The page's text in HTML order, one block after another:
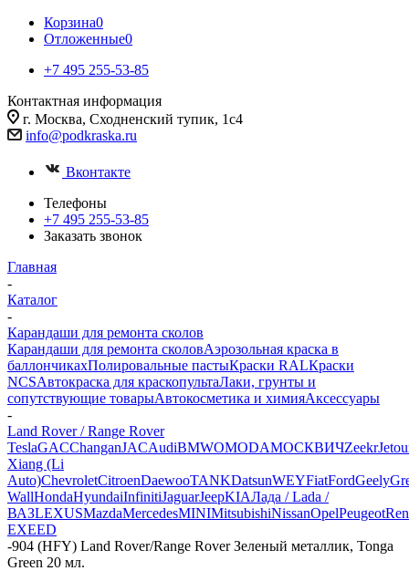
Корзина0
Отложенные0
+7 495 255-53-85
Контактная информация
г. Москва, Сходненский тупик, 1с4
info@podkraska.ru
Вконтакте
Телефоны
+7 495 255-53-85
Заказать звонок
Главная
-
Каталог
-
Карандаши для ремонта сколов
Карандаши для ремонта сколовАэрозольная краска в
баллончикахПолировальные пастыКраски RALКраски
NCSАвтокраска для краскопультаЛаки, грунты и
сопутствующие товарыАвтокосметика и химияАксессуары
-
Land Rover / Range Rover
TeslaGACChanganJACAudiBMWOMODAМОСКВИЧZeekr
Xiang (Li
Auto)ChevroletCitroenDaewooTANKDatsunWEYFiatFordGeely
WallHondaHyundaiInfinitiJaguarJeepKIAЛада / Lada /
ВАЗLEXUSMazdaMercedesMINIMitsubishiNissanOpelPeugeot
EXEED
-904 (HFY) Land Rover/Range Rover Зеленый металлик, Tonga
Green 20 мл.